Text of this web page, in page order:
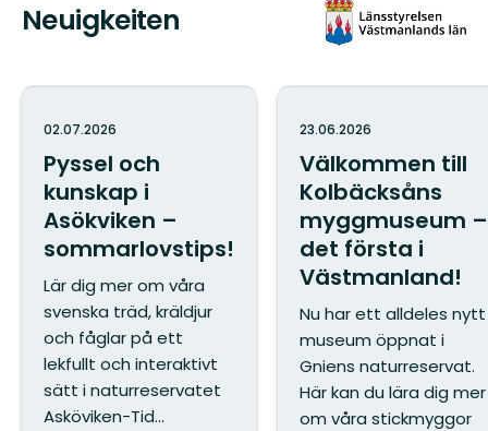
Neuigkeiten
Pyssel och
kunskap i
Asökviken –
sommarlovstips!
02.07.2026
Lär dig mer om våra
svenska träd, kräldjur
och fåglar på ett
lekfullt och interaktivt
sätt i naturreservatet
Asköviken-Tid...
Välkommen till
Kolbäcksåns
myggmuseum –
det första i
Västmanland!
23.06.2026
Nu har ett alldeles nytt
museum öppnat i
Gniens naturreservat.
Här kan du lära dig mer
om våra stickmyggor